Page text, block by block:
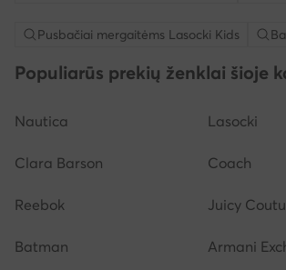
Pusbačiai mergaitėms Lasocki Kids
Populiarūs prekių ženklai šioje
Nautica Lasocki
Clara Barson Coach
Reebok Juicy
Batman Armani